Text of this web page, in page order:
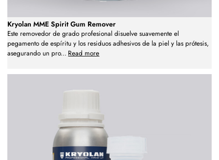
Kryolan MME Spirit Gum Remover
Este removedor de grado profesional disuelve suavemente el
pegamento de espíritu y los residuos adhesivos de la piel y las prótesis,
asegurando un pro... Read more